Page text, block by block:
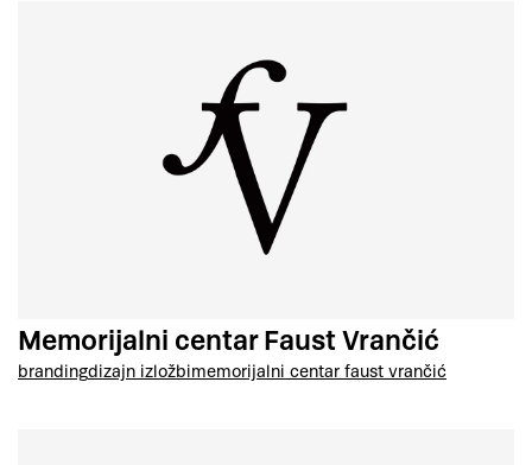
Memorijalni centar Faust Vrančić
brandingdizajn izložbimemorijalni centar faust vrančić